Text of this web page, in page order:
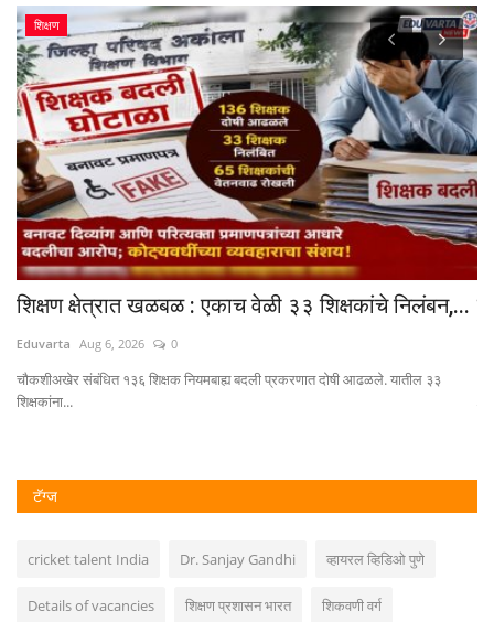
शिक्षण
शिक्षण क्षेत्रात खळबळ : एकाच वेळी ३३ शिक्षकांचे निलंबन,...
Eduvarta Aug 6, 2026 0
चौकशीअखेर संबंधित १३६ शिक्षक नियमबाह्य बदली प्रकरणात दोषी आढळले. यातील ३३
शिक्षकांना...
टॅग्ज
cricket talent India Dr. Sanjay Gandhi व्हायरल व्हिडिओ पुणे
Details of vacancies शिक्षण प्रशासन भारत शिकवणी वर्ग